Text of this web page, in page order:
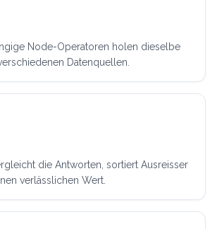
Node-Operatoren holen dieselbe
Datenquellen.
die Antworten, sortiert Ausreisser
verlässlichen Wert.